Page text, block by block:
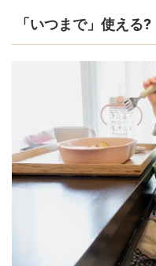
「いつまで」使える?